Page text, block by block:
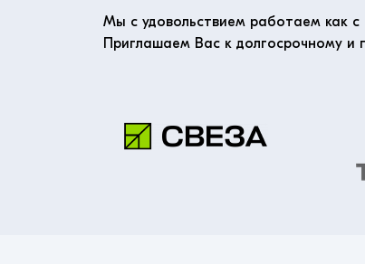
Мы с удовольствием работаем как
Приглашаем Вас к долгосрочному и